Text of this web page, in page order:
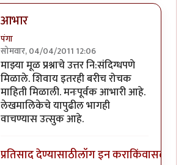
आभार
पंगा
सोमवार, 04/04/2011 12:06
In reply toकॅथॉलिक ब्राह्मणbyपैसा
माझ्या मूळ प्रश्नाचे उत्तर नि:संदिग्धपणे
मिळाले. शिवाय इतरही बरीच रोचक
माहिती मिळाली. मनःपूर्वक आभारी आहे.
लेखमालिकेचे यापुढील भागही
वाचण्यास उत्सुक आहे.
प्रतिसाद देण्यासाठीलॉग इन कराकिंवासदस्य